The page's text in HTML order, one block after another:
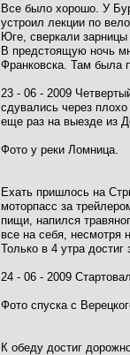
Все было хорошо. У
устроил лекции по
Юге, сверкали
В предстоящую ночь
Франковска. Там была
23 - 06 - 2009
сдувались через
еще раз на выезде из
Фото у реки Ломница.
Ехать пришлось на
моторпасс за
пищи, напился
все на себя, несмотря
Только в 4 утра
24 - 06 - 2009
Фото спуска с
К обеду достиг